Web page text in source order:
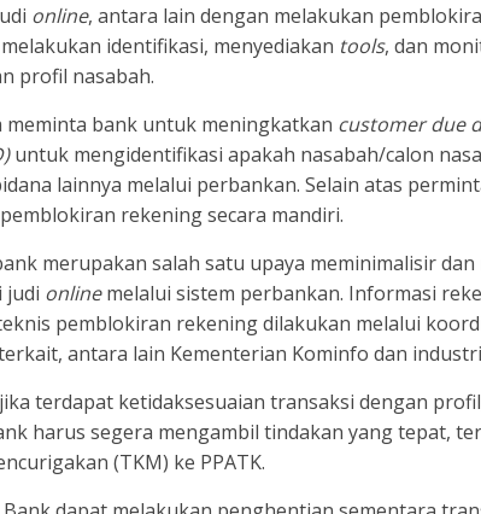
online, antara lain dengan melakukan
identifikasi, menyediakan tools, dan
profil nasabah.
meminta bank untuk meningkatkan customer due
untuk mengidentifikasi apakah nasabah/calon
lainnya melalui perbankan. Selain atas
rekening secara mandiri.
merupakan salah satu upaya meminimalisir
judi onlinemelalui sistem perbankan. Informasi
pemblokiran rekening dilakukan melalui
antara lain Kementerian Kominfo dan
terdapat ketidaksesuaian transaksi dengan
harus segera mengambil tindakan yang tepat,
(TKM) ke PPATK.